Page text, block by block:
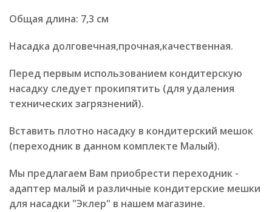
Общая длина: 7,3 см
Насадка долговечная,прочная,качественная.
Перед первым использованием кондитерскую
насадку следует прокипятить (для удаления
технических загрязнений).
Вставить плотно насадку в кондитерский мешок
(переходник в данном комплекте Малый).
Мы предлагаем Вам приобрести переходник -
адаптер малый и различные кондитерские мешки
для насадки "Эклер" в нашем магазине.